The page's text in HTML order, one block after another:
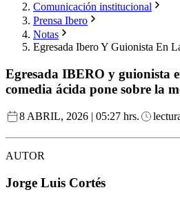
Comunicación institucional
Prensa Ibero
Notas
Egresada Ibero Y Guionista En
Egresada IBERO y guionista
comedia ácida pone sobre la
8 ABRIL, 2026 | 05:27 hrs.
AUTOR
Jorge Luis Cortés